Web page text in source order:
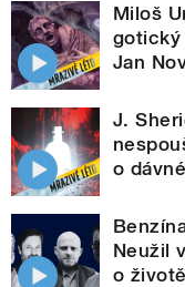
Miloš
gotický
Jan
J.
o
Neužil
o